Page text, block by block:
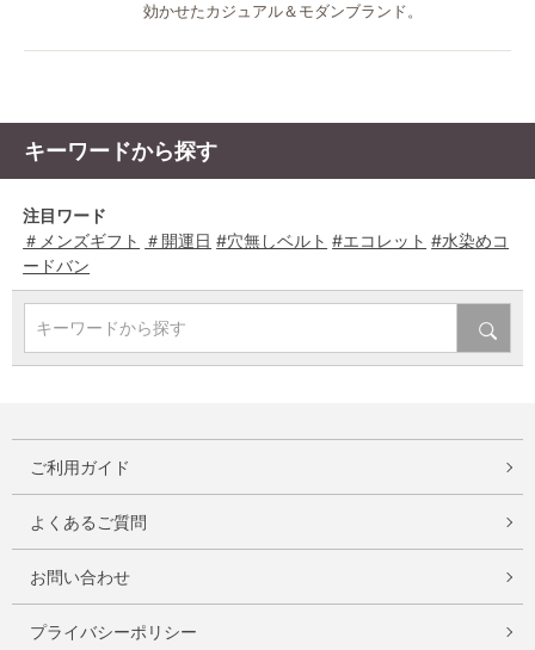
効かせたカジュアル＆モダンブランド。
キーワードから探す
注目ワード
＃メンズギフト ＃開運日 #穴無しベルト #エコレット #水染めコ
ードバン
キーワードから探す
ご利用ガイド
よくあるご質問
お問い合わせ
プライバシーポリシー